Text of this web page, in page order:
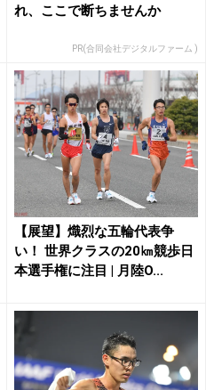
れ、ここで断ちませんか
PR(合同会社デジタルファーム )
【展望】熾烈な五輪代表争
い！ 世界クラスの20㎞競歩日
本選手権に注目 | 月陸O...